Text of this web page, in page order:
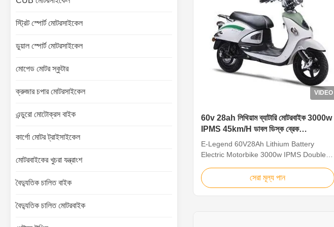
স্ট্রিট স্পোর্ট মোটরসাইকেল
ডুয়াল স্পোর্ট মোটরসাইকেল
মোপেড মোটর স্কুটার
ক্রুজার চপার মোটরসাইকেল
এন্ডুরো মোটোক্রস বাইক
কার্গো মোটর ট্রাইসাইকেল
মোটরবাইকের খুচরা যন্ত্রাংশ
বৈদ্যুতিক চালিত বাইক
বৈদ্যুতিক চালিত মোটরবাইক
VIDEO
60v 28ah লিথিয়াম ব্যাটারি মোটরবাইক 3000w
IPMS 45km/H ডাবল ডিস্ক ব্রেক
মোটরসাইকেল
E-Legend 60V28Ah Lithium Battery
Electric Motorbike 3000w IPMS Double
BATTERY BATTERY LITHIUM
CAPACITY 60V28Ah LG BATTERY
WEIGHT 16.7 CHARGE TIME(HOURS) 5
সেরা মূল্য পান